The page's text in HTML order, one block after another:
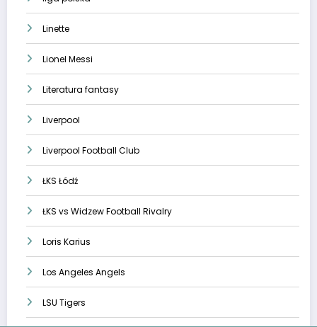
Linette
Lionel Messi
Literatura fantasy
Liverpool
Liverpool Football Club
ŁKS Łódź
ŁKS vs Widzew Football Rivalry
Loris Karius
Los Angeles Angels
LSU Tigers